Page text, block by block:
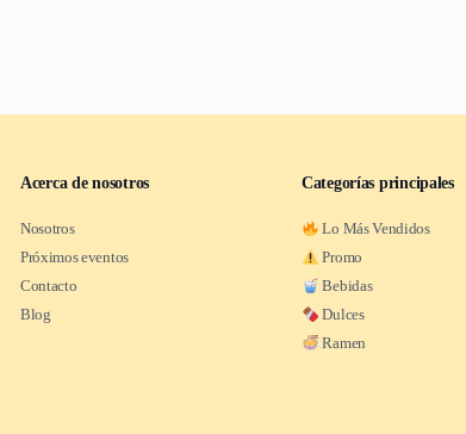
Acerca de nosotros
Nosotros
Próximos eventos
Contacto
Blog
Categorías principales
Lo Más Vendidos
Promo
Bebidas
Dulces
Ramen